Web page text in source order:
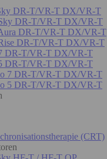
DR-T/VR-T DX/VR-T
DR-T/VR-T DX/VR-T
DR-T/VR-T DX/VR-T
DR-T/VR-T DX/VR-T
DR-T/VR-T DX/VR-T
DR-T/VR-T DX/VR-T
7 DR-T/VR-T DX/VR-T
5 DR-T/VR-T DX/VR-T
(CRT)